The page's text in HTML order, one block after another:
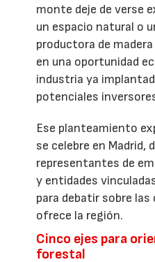
monte deje de verse
un espacio natural o
productora de
en una oportunidad
industria ya
potenciales
Ese planteamiento
se celebre en Madrid,
representantes de
y entidades
para debatir sobre
ofrece la región.
Cinco ejes para
forestal